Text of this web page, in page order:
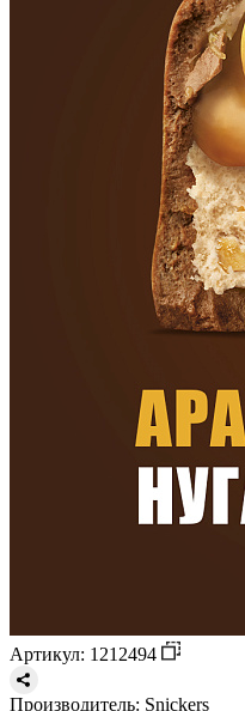
Артикул: 1212494
Производитель: Snickers